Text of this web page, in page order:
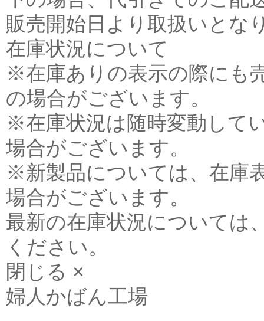
販売開始日より取扱いとな
在庫状況について
※在庫ありの表示の際にも
の場合がございます。
※在庫状況は随時変動して
場合がございます。
※新製品については、在庫
場合がございます。
最新の在庫状況については
ください。
閉じる ×
婦人かばん工場